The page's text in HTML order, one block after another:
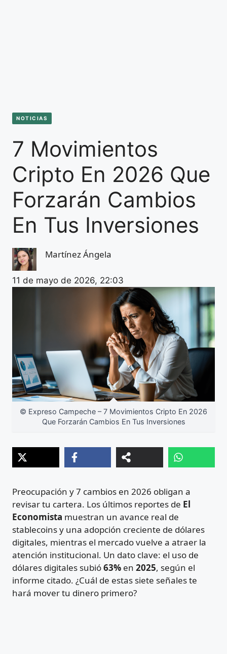
NOTICIAS
7 Movimientos
Cripto En 2026 Que
Forzarán Cambios
En Tus Inversiones
Martínez Ángela
11 de mayo de 2026, 22:03
© Expreso Campeche – 7 Movimientos Cripto En 2026
Que Forzarán Cambios En Tus Inversiones
Preocupación y 7 cambios en 2026 obligan a
revisar tu cartera. Los últimos reportes de El
Economista muestran un avance real de
stablecoins y una adopción creciente de dólares
digitales, mientras el mercado vuelve a atraer la
atención institucional. Un dato clave: el uso de
dólares digitales subió63% en 2025, según el
informe citado. ¿Cuál de estas siete señales te
hará mover tu dinero primero?